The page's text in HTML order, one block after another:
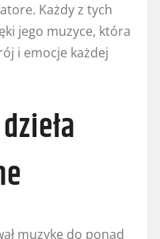
Każdy z tych
jego muzyce, która
i emocje każdej
muzykę do ponad